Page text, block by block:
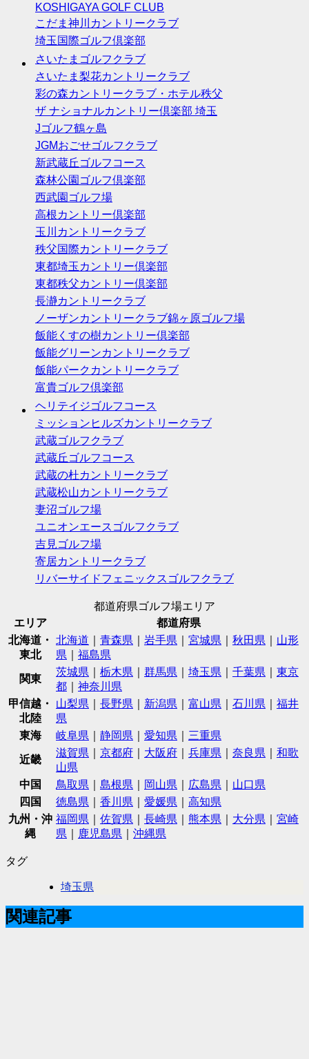
KOSHIGAYA GOLF CLUB
こだま神川カントリークラブ
埼玉国際ゴルフ倶楽部
さいたまゴルフクラブ
さいたま梨花カントリークラブ
彩の森カントリークラブ・ホテル秩父
ザ ナショナルカントリー倶楽部 埼玉
Jゴルフ鶴ヶ島
JGMおごせゴルフクラブ
新武蔵丘ゴルフコース
森林公園ゴルフ倶楽部
西武園ゴルフ場
高根カントリー倶楽部
玉川カントリークラブ
秩父国際カントリークラブ
東都埼玉カントリー倶楽部
東都秩父カントリー倶楽部
長瀞カントリークラブ
ノーザンカントリークラブ錦ヶ原ゴルフ場
飯能くすの樹カントリー倶楽部
飯能グリーンカントリークラブ
飯能パークカントリークラブ
富貴ゴルフ倶楽部
ヘリテイジゴルフコース
ミッションヒルズカントリークラブ
武蔵ゴルフクラブ
武蔵丘ゴルフコース
武蔵の杜カントリークラブ
武蔵松山カントリークラブ
妻沼ゴルフ場
ユニオンエースゴルフクラブ
吉見ゴルフ場
寄居カントリークラブ
リバーサイドフェニックスゴルフクラブ
都道府県ゴルフ場エリア
エリア
都道府県
北海道・
東北
北海道 青森県 岩手県 宮城県 秋田県
山形
県
福島県
関東
茨城県 栃木県 群馬県 埼玉県 千葉県
東京
都
神奈川県
甲信越・
北陸
山梨県 長野県 新潟県 富山県 石川県
福井
県
東海
岐阜県 静岡県 愛知県 三重県
近畿
滋賀県 京都府 大阪府 兵庫県 奈良県
和歌
山県
中国
鳥取県 島根県 岡山県 広島県
山口県
四国
徳島県 香川県 愛媛県
高知県
九州・沖
縄
福岡県 佐賀県 長崎県 熊本県 大分県
宮崎
県
鹿児島県 沖縄県
タグ
埼玉県
関連記事